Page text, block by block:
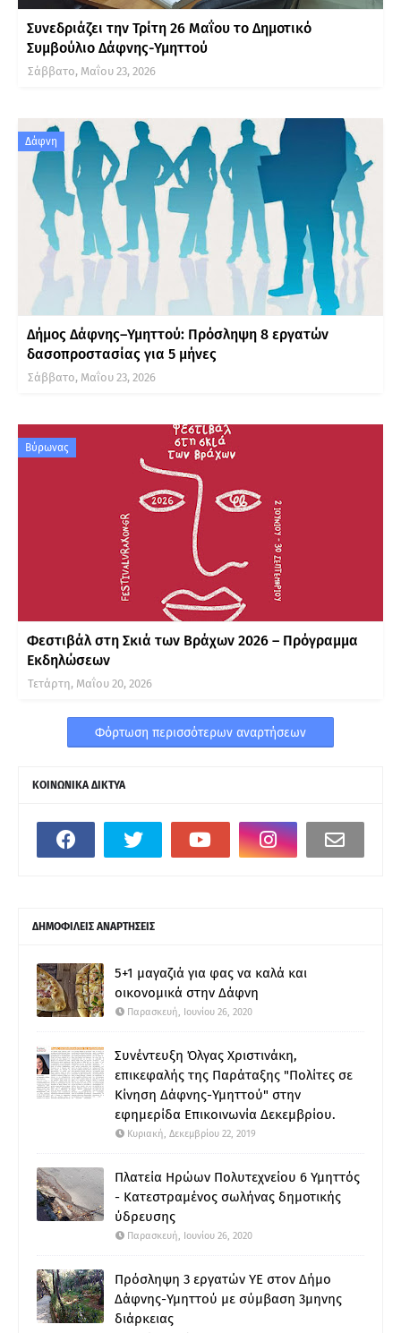
Συνεδριάζει την Τρίτη 26 Μαΐου το Δημοτικό
Συμβούλιο Δάφνης-Υμηττού
Σάββατο, Μαΐου 23, 2026
Δάφνη
Δήμος Δάφνης–Υμηττού: Πρόσληψη 8 εργατών
δασοπροστασίας για 5 μήνες
Σάββατο, Μαΐου 23, 2026
Βύρωνας
Φεστιβάλ στη Σκιά των Βράχων 2026 – Πρόγραμμα
Εκδηλώσεων
Τετάρτη, Μαΐου 20, 2026
Φόρτωση περισσότερων αναρτήσεων
ΚΟΙΝΩΝΙΚΑ ΔΙΚΤΥΑ
ΔΗΜΟΦΙΛΕΙΣ ΑΝΑΡΤΗΣΕΙΣ
5+1 μαγαζιά για φας να καλά και
οικονομικά στην Δάφνη
Παρασκευή, Ιουνίου 26, 2020
Συνέντευξη Όλγας Χριστινάκη,
επικεφαλής της Παράταξης "Πολίτες σε
Κίνηση Δάφνης-Υμηττού" στην
εφημερίδα Επικοινωνία Δεκεμβρίου.
Κυριακή, Δεκεμβρίου 22, 2019
Πλατεία Ηρώων Πολυτεχνείου 6 Υμηττός
- Κατεστραμένος σωλήνας δημοτικής
ύδρευσης
Παρασκευή, Ιουνίου 26, 2020
Πρόσληψη 3 εργατών ΥΕ στον Δήμο
Δάφνης-Υμηττού με σύμβαση 3μηνης
διάρκειας